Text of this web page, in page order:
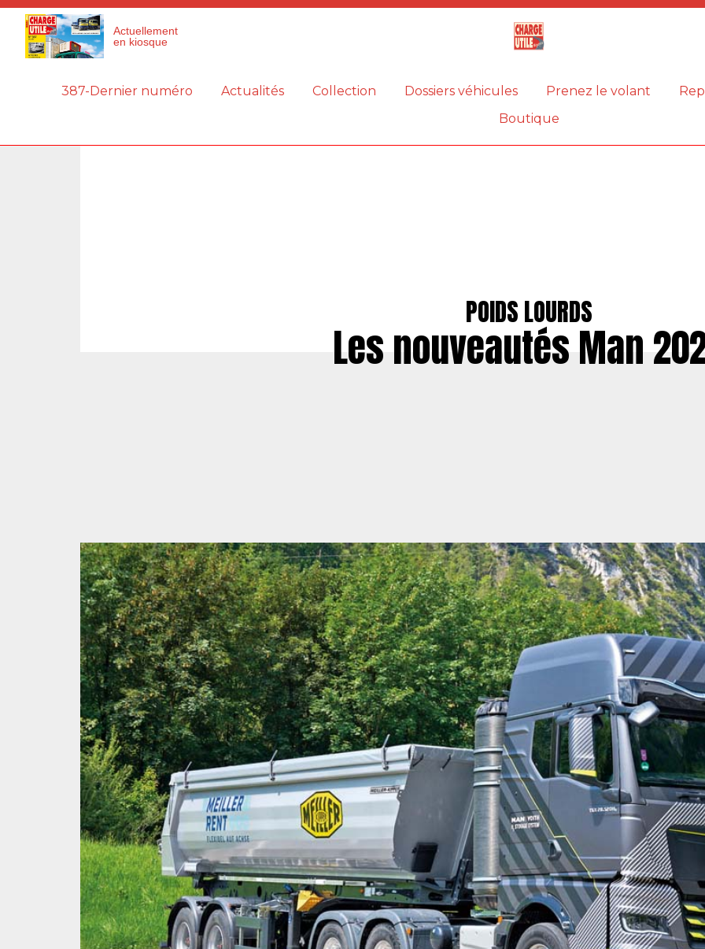
Actuellement
en kiosque
387-Dernier numéro Actualités Collection Dossiers véhicules Prenez le volant
Boutique
POIDS LOURDS
Les nouveautés Man
Panneau de gestion des cookies